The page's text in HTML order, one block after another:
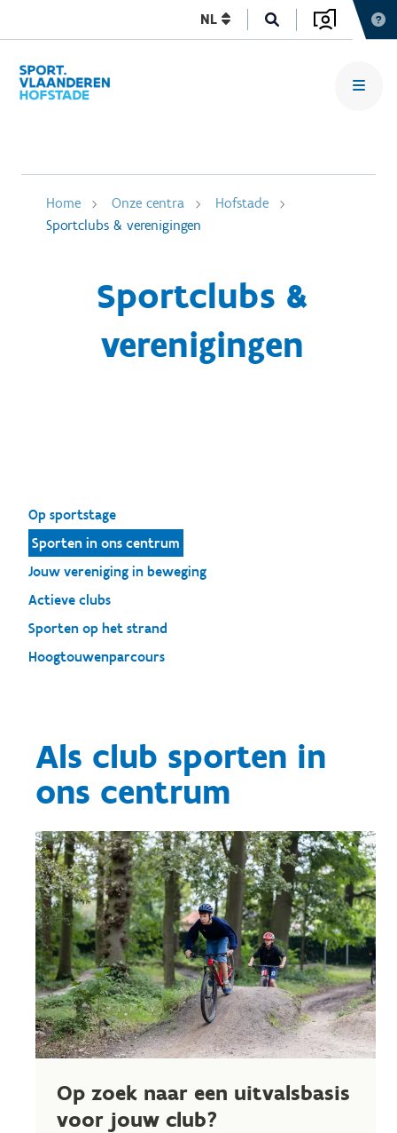
NL
Home Onze centra
Hofstade
Sportclubs & verenigingen
Sportclubs &
verenigingen
Op sportstage
Sporten in ons centrum
Jouw vereniging in beweging
Actieve clubs
Sporten op het strand
Hoogtouwenparcours
Als club sporten in
ons centrum
Op zoek naar een uitvalsbasis
voor jouw club?